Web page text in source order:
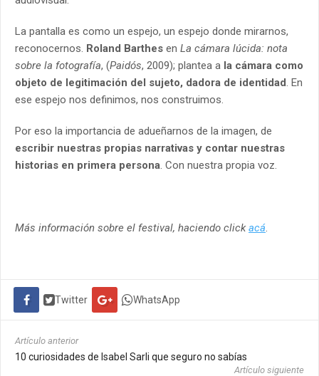
La pantalla es como un espejo, un espejo donde mirarnos,
reconocernos. Roland Barthes en La cámara lúcida: nota
sobre la fotografía, (Paidós, 2009); plantea a la cámara como
objeto de legitimación del sujeto, dadora de identidad. En
ese espejo nos definimos, nos construimos.
Por eso la importancia de adueñarnos de la imagen, de
escribir nuestras propias narrativas y contar nuestras
historias en primera persona. Con nuestra propia voz.
Más información sobre el festival, haciendo clickacá.
Twitter WhatsApp
Artículo anterior
10 curiosidades de Isabel Sarli que seguro no sabías
Artículo siguiente